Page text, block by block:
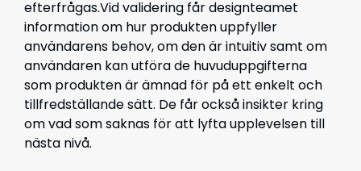
efterfrågas.Vid validering får designteamet
information om hur produkten uppfyller
användarens behov, om den är intuitiv samt om
användaren kan utföra de huvuduppgifterna
som produkten är ämnad för på ett enkelt och
tillfredställande sätt. De får också insikter kring
om vad som saknas för att lyfta upplevelsen till
nästa nivå.